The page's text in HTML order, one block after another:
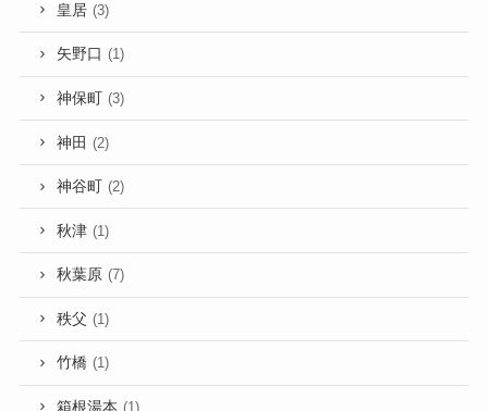
皇居 (3)
矢野口 (1)
神保町 (3)
神田 (2)
神谷町 (2)
秋津 (1)
秋葉原 (7)
秩父 (1)
竹橋 (1)
箱根湯本 (1)